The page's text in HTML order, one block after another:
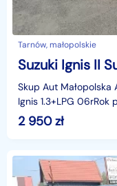
Tarnów, małopolskie
Suzuki Ignis II
Skup Aut Małopolska
Ignis 1.3+LPG
miejsc: 5Skrzynia:
2 950zł